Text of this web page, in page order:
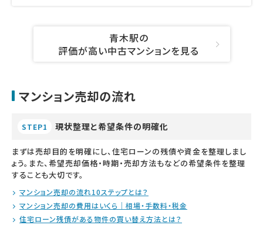
青木駅の
評価が高い中古マンションを見る
マンション売却の流れ
STEP1 現状整理と希望条件の明確化
まずは売却目的を明確にし、住宅ローンの残債や資金を整理しまし
ょう。また、希望売却価格・時期・売却方法もなどの希望条件を整理
することも大切です。
マンション売却の流れ10ステップとは？
マンション売却の費用はいくら｜相場・手数料・税金
住宅ローン残債がある物件の買い替え方法とは？